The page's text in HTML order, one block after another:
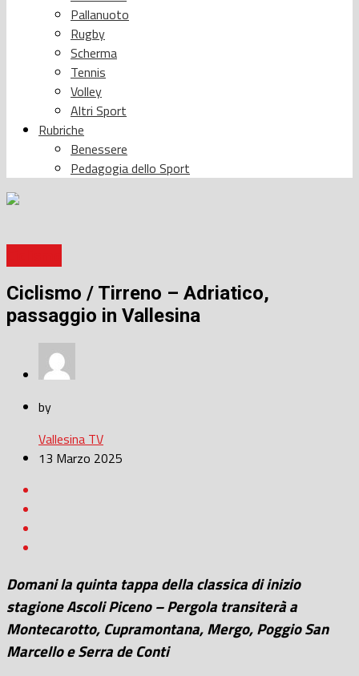
Pallanuoto
Rugby
Scherma
Tennis
Volley
Altri Sport
Rubriche
Benessere
Pedagogia dello Sport
Ciclismo / Tirreno – Adriatico,
passaggio in Vallesina
by
Vallesina TV
13 Marzo 2025
Domani la quinta tappa della classica di inizio
stagione Ascoli Piceno – Pergola transiterà a
Montecarotto, Cupramontana, Mergo, Poggio San
Marcello e Serra de Conti